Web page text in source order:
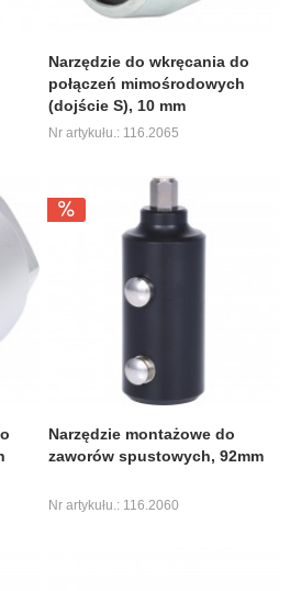
Narzędzie do wkręcania do
połączeń mimośrodowych
(dojście S), 10 mm
Nr artykułu.: 116.2065
Narzędzie montażowe do
zaworów spustowych, 92mm
Nr artykułu.: 116.2060